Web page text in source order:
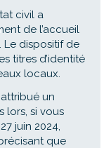
civil a
de l’accueil
Le dispositif de
titres d’identité
locaux.
un
lors, si vous
juin 2024,
que